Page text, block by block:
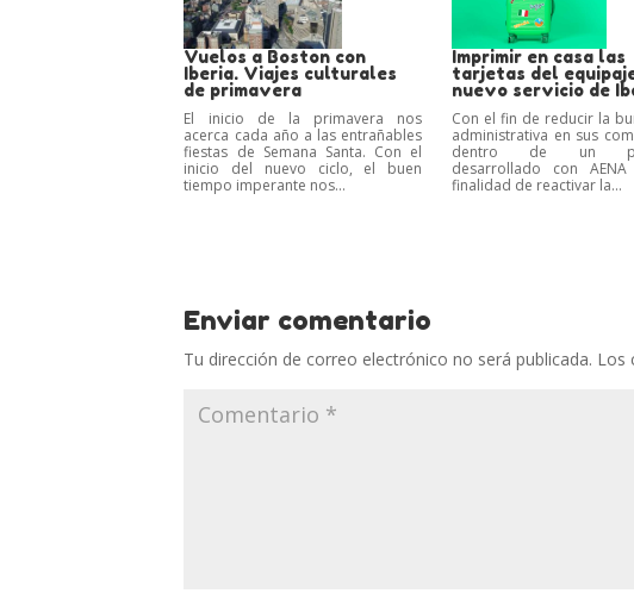
Vuelos a Boston con
Iberia. Viajes culturales
de primavera
El inicio de la primavera nos
acerca cada año a las entrañables
fiestas de Semana Santa. Con el
inicio del nuevo ciclo, el buen
tiempo imperante nos...
Imprimir en casa las
tarjetas del
nuevo servicio de
Con el fin de reducir la
administrativa en sus
dentro de un
desarrollado con
finalidad de reactivar la...
Enviar comentario
Tu dirección de correo electrónico no será publicada. Los